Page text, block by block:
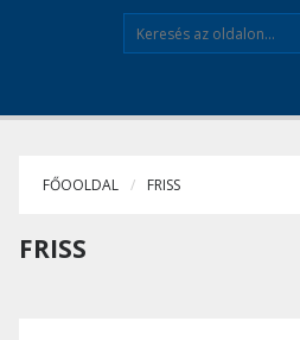
FŐOOLDAL FRISS
FRISS